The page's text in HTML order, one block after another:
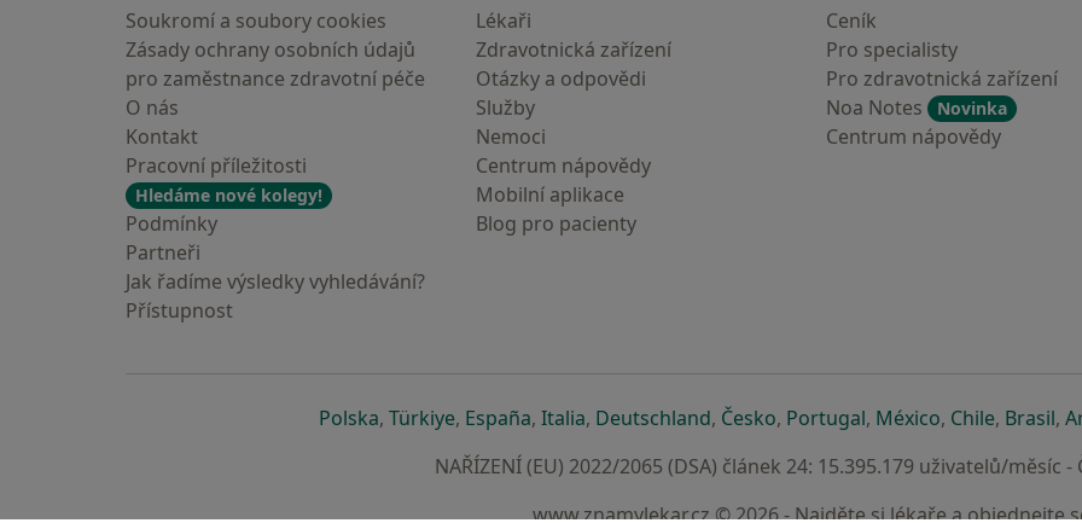
Soukromí a soubory cookies
Zásady ochrany osobních údajů
pro zaměstnance zdravotní péče
O nás
Kontakt
Pracovní příležitosti
Hledáme nové kolegy!
Podmínky
Partneři
Jak řadíme výsledky vyhledávání?
Přístupnost
Lékaři
Zdravotnická zařízení
Otázky a odpovědi
Služby
Nemoci
Centrum nápovědy
Mobilní aplikace
Blog pro pacienty
Ceník
Pro specialisty
Pro zdravotnická zařízení
Noa Notes
Novinka
Centrum nápovědy
Polskase otevře v nové záložce
, Türkiyese otevře v nové záložce
, Españase otevře v nové záložce
, Italiase otevře v nové záložce
, Deutschlandse otevře v nové záložce
, Českose otevře v nové záložce
, Portugalse otevře v nové
, Méxicose otevře v
, Chilese otevře
, Brasilse
,
NAŘÍZENÍ (EU) 2022/2065 (DSA) článek 24: 15.395.179 uživatelů/měsíc -
www.znamylekar.cz © 2026 - Najděte si lékaře a objednejte